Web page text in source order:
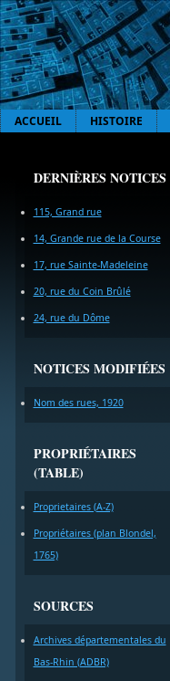
ACCUEIL HISTOIRE
DERNIÈRES NOTICES
115, Grand rue
14, Grande rue de la Course
17, rue Sainte-Madeleine
20, rue du Coin Brûlé
24, rue du Dôme
NOTICES MODIFIÉES
Nom des rues, 1920
PROPRIÉTAIRES
(TABLE)
Proprietaires (A-Z)
Propriétaires (plan Blondel,
1765)
SOURCES
Archives départementales du
Bas-Rhin (ADBR)